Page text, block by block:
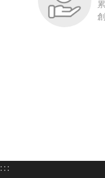
:::